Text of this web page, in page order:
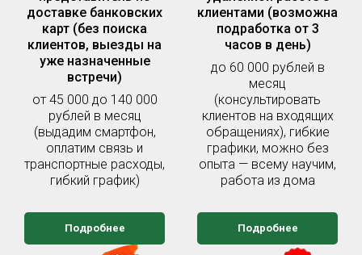
доставке банковских
карт (без поиска
клиентов, выезды на
уже назначенные
встречи)
от 45 000 до 140 000
рублей в месяц
(выдадим смартфон,
оплатим связь и
транспортные расходы,
гибкий график)
Подробнее
клиентами (возможна
подработка от 3
часов в день)
до 60 000 рублей в
месяц
(консультировать
клиентов на входящих
обращениях), гибкие
графики, можно без
опыта — всему научим,
работа из дома
Подробнее